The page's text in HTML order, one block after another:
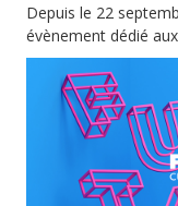
Depuis le 22
évènement dédié